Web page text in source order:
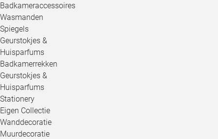
Badkameraccessoires
Wasmanden
Spiegels
Geurstokjes &
Huisparfums
Badkamerrekken
Geurstokjes &
Huisparfums
Stationery
Eigen Collectie
Wanddecoratie
Muurdecoratie